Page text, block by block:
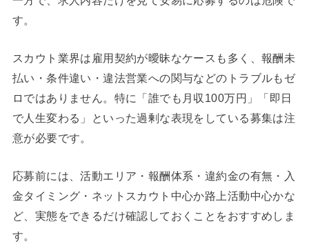
す。
スカウト業界は雇用契約が曖昧なケースも多く、報酬未
払い・条件違い・違法営業への関与などのトラブルもゼ
ロではありません。特に「誰でも月収100万円」「即日
で人生変わる」といった過剰な表現をしている募集は注
意が必要です。
応募前には、活動エリア・報酬体系・違約金の有無・入
金タイミング・ネットスカウト中心か路上活動中心かな
ど、実態をできるだけ確認しておくことをおすすめしま
す。